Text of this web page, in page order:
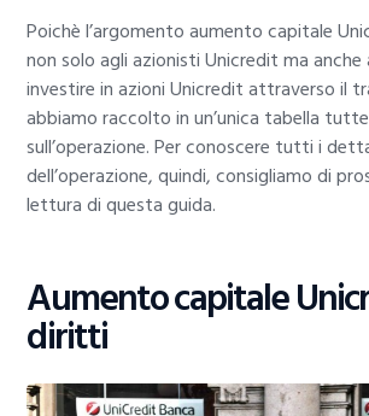
Poichè l’argomento aumento capitale
non solo agli azionisti Unicredit ma anche
investire in azioni Unicredit attraverso il
abbiamo raccolto in un’unica tabella
sull’operazione. Per conoscere tutti i
dell’operazione, quindi, consigliamo di
lettura di questa guida.
Aumento capitale
diritti